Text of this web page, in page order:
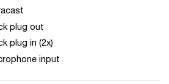
plug out
plug in (2x)
input